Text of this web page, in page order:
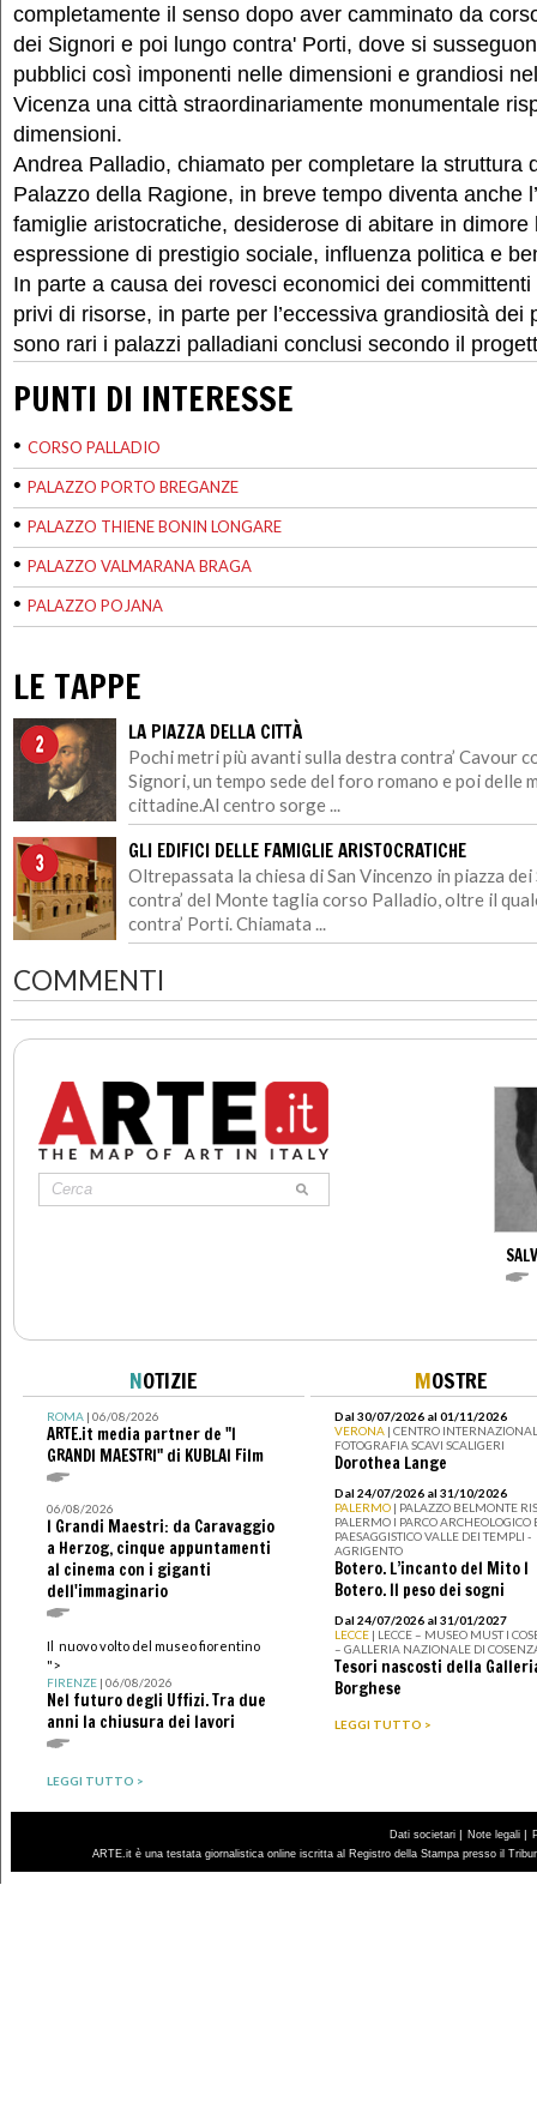
completamente il senso dopo aver camminato da
dei Signori e poi lungo contra' Porti, dove si
pubblici così imponenti nelle dimensioni e grandiosi
Vicenza una città straordinariamente monumentale
dimensioni.
Andrea Palladio, chiamato per completare la struttura
Palazzo della Ragione, in breve tempo diventa anche
famiglie aristocratiche, desiderose di abitare in dimore
espressione di prestigio sociale, influenza politica e
In parte a causa dei rovesci economici dei
privi di risorse, in parte per l’eccessiva grandiosità dei
sono rari i palazzi palladiani conclusi secondo il
PUNTI DI INTERESSE
• CORSO PALLADIO
• PALAZZO PORTO BREGANZE
• PALAZZO THIENE BONIN LONGARE
• PALAZZO VALMARANA BRAGA
• PALAZZO POJANA
LE TAPPE
LA PIAZZA DELLA CITTÀ
Pochi metri più avanti sulla destra contra’ Cavour
Signori, un tempo sede del foro romano e poi delle
cittadine.Al centro sorge ...
GLI EDIFICI DELLE FAMIGLIE ARISTOCRATICHE
Oltrepassata la chiesa di San Vincenzo in piazza
contra’ del Monte taglia corso Palladio, oltre il
contra’ Porti. Chiamata ...
COMMENTI
NOTIZIE
ROMA| 06/08/2026
ARTE.it media partner de "I
GRANDI MAESTRI" di KUBLAI Film
06/08/2026
I Grandi Maestri: da Caravaggio
a Herzog, cinque appuntamenti
al cinema con i giganti
dell'immaginario
Il nuovo volto del museo fiorentino
">
FIRENZE| 06/08/2026
Nel futuro degli Uffizi. Tra due
anni la chiusura dei lavori
LEGGI TUTTO >
MOSTRE
Dal 30/07/2026 al 01/11/2026
VERONA | CENTRO
FOTOGRAFIA SCAVI SCALIGERI
Dorothea Lange
Dal 24/07/2026 al 31/10/2026
PALERMO | PALAZZO BELMONTE
PALERMO I PARCO ARCHEOLOGICO
PAESAGGISTICO VALLE DEI TEMPLI -
AGRIGENTO
Botero. L’incanto del Mito I
Botero. Il peso dei sogni
Dal 24/07/2026 al 31/01/2027
LECCE | LECCE – MUSEO MUST I
– GALLERIA NAZIONALE DI
Tesori nascosti della
Borghese
LEGGI TUTTO >
Dati societari | Note legali |
ARTE.it è una testata giornalistica online iscritta al Registro della Stampa presso il